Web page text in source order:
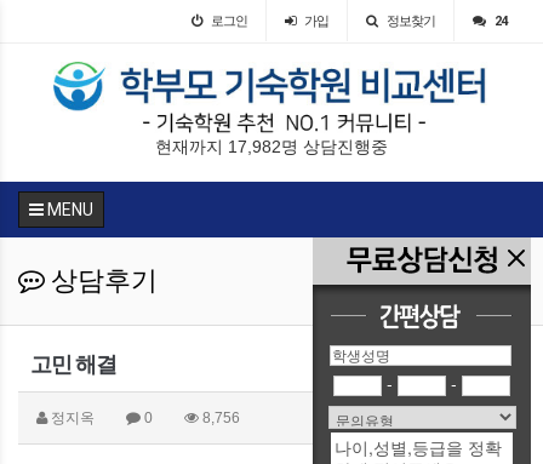
- -
로그인 가입 정보찾기 24
현재까지 17,982명 상담진행중
MENU
상담후기
고민 해결
정지옥 0 8,756